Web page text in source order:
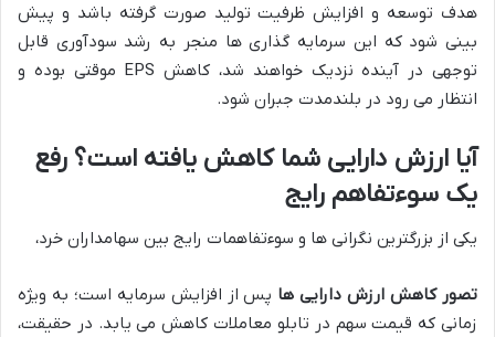
هدف توسعه و افزایش ظرفیت تولید صورت گرفته باشد و پیش
بینی شود که این سرمایه گذاری ها منجر به رشد سودآوری قابل
توجهی در آینده نزدیک خواهند شد، کاهش EPS موقتی بوده و
انتظار می رود در بلندمدت جبران شود.
آیا ارزش دارایی شما کاهش یافته است؟ رفع
یک سوءتفاهم رایج
یکی از بزرگترین نگرانی ها و سوءتفاهمات رایج بین سهامداران خرد،
تصور کاهش ارزش دارایی ها پس از افزایش سرمایه است؛ به ویژه
زمانی که قیمت سهم در تابلو معاملات کاهش می یابد. در حقیقت،